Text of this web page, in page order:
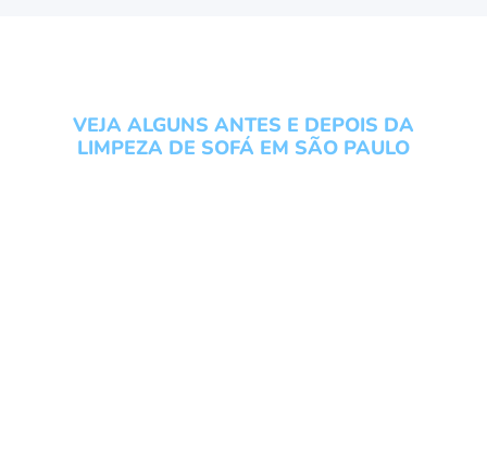
VEJA ALGUNS ANTES E DEPOIS DA
LIMPEZA DE SOFÁ EM SÃO PAULO